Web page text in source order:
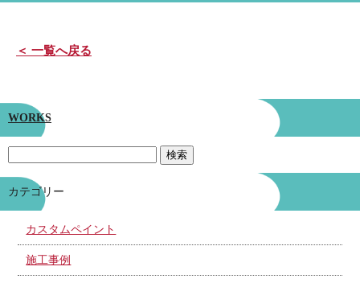
＜ 一覧へ戻る
WORKS
カテゴリー
カスタムペイント
施工事例